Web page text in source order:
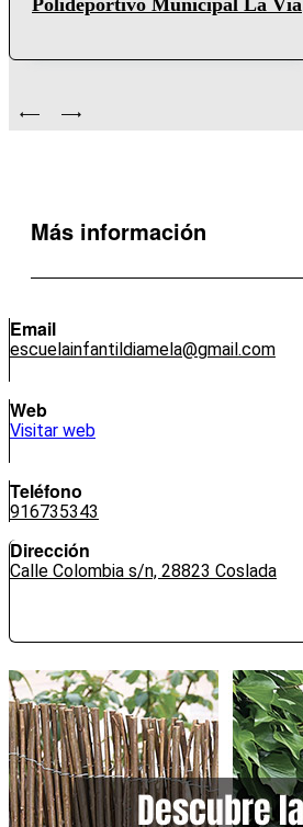
Polideportivo Municipal La Vía
Más información
Email
escuelainfantildiamela@gmail.com
Web
Visitar web
Teléfono
916735343
Dirección
Calle Colombia s/n, 28823 Coslada